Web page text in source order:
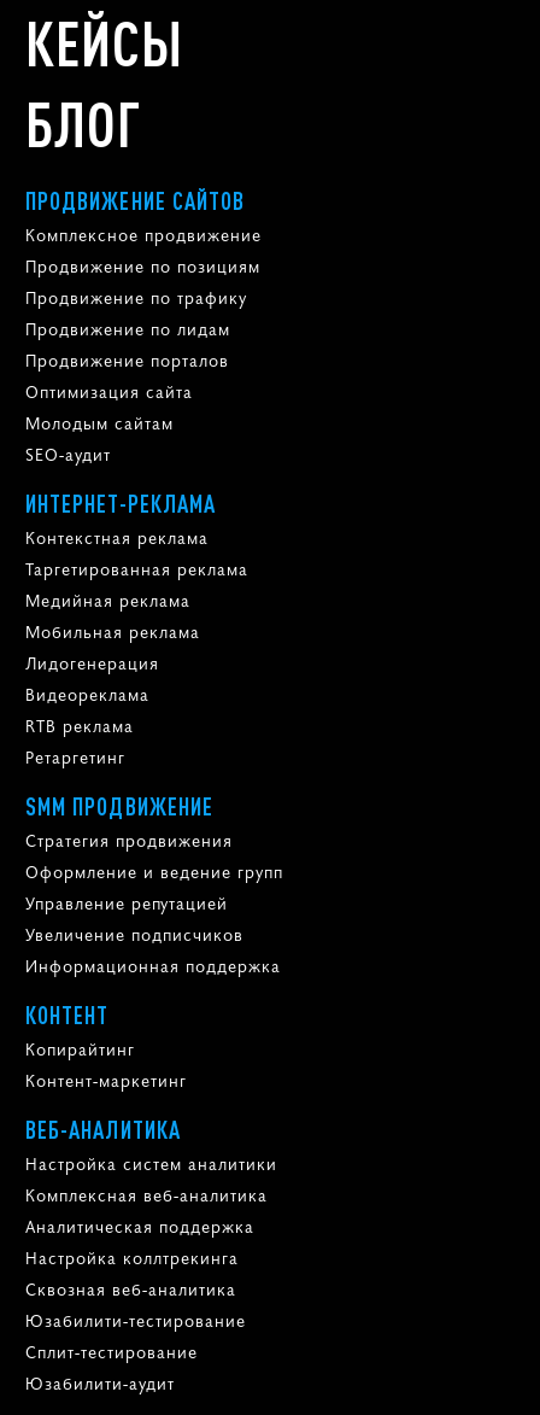
КЕЙСЫ
БЛОГ
ПРОДВИЖЕНИЕ САЙТОВ
Комплексное продвижение
Продвижение по позициям
Продвижение по трафику
Продвижение по лидам
Продвижение порталов
Оптимизация сайта
Молодым сайтам
SEO-аудит
ИНТЕРНЕТ-РЕКЛАМА
Контекстная реклама
Таргетированная реклама
Медийная реклама
Мобильная реклама
Лидогенерация
Видеореклама
RTB реклама
Ретаргетинг
SMM ПРОДВИЖЕНИЕ
Стратегия продвижения
Оформление и ведение групп
Управление репутацией
Увеличение подписчиков
Информационная поддержка
КОНТЕНТ
Копирайтинг
Контент-маркетинг
ВЕБ-АНАЛИТИКА
Настройка систем аналитики
Комплексная веб-аналитика
Аналитическая поддержка
Настройка коллтрекинга
Сквозная веб-аналитика
Юзабилити-тестирование
Сплит-тестирование
Юзабилити-аудит